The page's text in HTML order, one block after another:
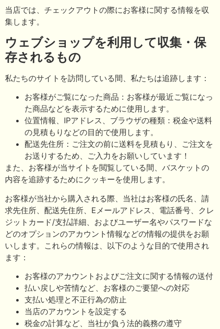
当店では、チェックアウトの際にお客様に関する情報を収
集します。
ウェブショップを利用して収集・保
存されるもの
私たちのサイトを訪問している間、私たちは追跡します：
お客様がご覧になった商品：お客様が最近ご覧になっ
た商品などを表示するために使用します。
位置情報、IPアドレス、ブラウザの種類：税金や送料
の見積もりなどの目的で使用します。
配送先住所：ご注文の前に送料を見積もり、ご注文を
お送りするため、ご入力をお願いしています！
また、お客様が当サイトを閲覧している間、バスケットの
内容を追跡するためにクッキーを使用します。
お客様が当社から購入される際、当社はお客様の氏名、請
求先住所、配送先住所、Eメールアドレス、電話番号、クレ
ジットカード/支払詳細、およびユーザー名やパスワードな
どのオプションのアカウント情報などの情報の提供をお願
いします。これらの情報は、以下のような目的で使用され
ます：
お客様のアカウントおよびご注文に関する情報の送付
払い戻しや苦情など、お客様のご要望への対応
支払い処理と不正行為の防止
当店のアカウントを設定する
税金の計算など、当社が負う法的義務の遵守